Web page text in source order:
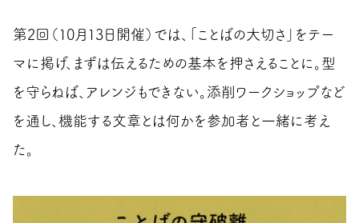
第2回（10月13日開催）では、「ことばの大切さ」をテー
マに掲げ、まずは伝えるための基本を押さえることに。型
を守らねば、アレンジもできない。添削ワークショップなど
を通し、機能する文章とは何かを参加者と一緒に考え
た。